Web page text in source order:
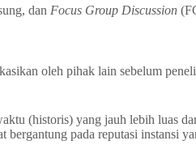
dan Focus Group Discussion
oleh pihak lain sebelum
(historis) yang jauh lebih luas
bergantung pada reputasi instansi